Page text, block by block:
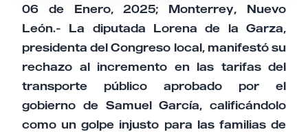
06 de Enero, 2025; Monterrey, Nuevo
León.- La diputada Lorena de la Garza,
presidenta del Congreso local, manifestó su
rechazo al incremento en las tarifas del
transporte público aprobado por el
gobierno de Samuel García, calificándolo
como un golpe injusto para las familias de